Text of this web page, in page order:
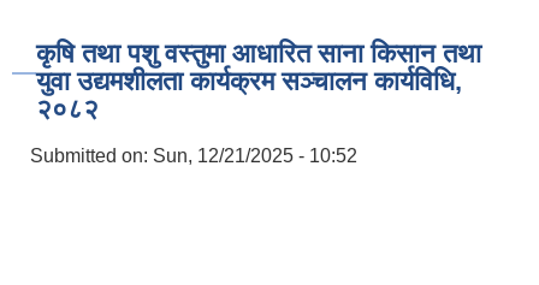
कृषि तथा पशु वस्तुमा आधारित साना किसान तथा
युवा उद्यमशीलता कार्यक्रम सञ्चालन कार्यविधि,
२०८२
Submitted on: Sun, 12/21/2025 - 10:52